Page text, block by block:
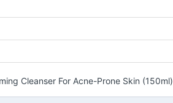
Cleanser For Acne-Prone Skin (150ml)